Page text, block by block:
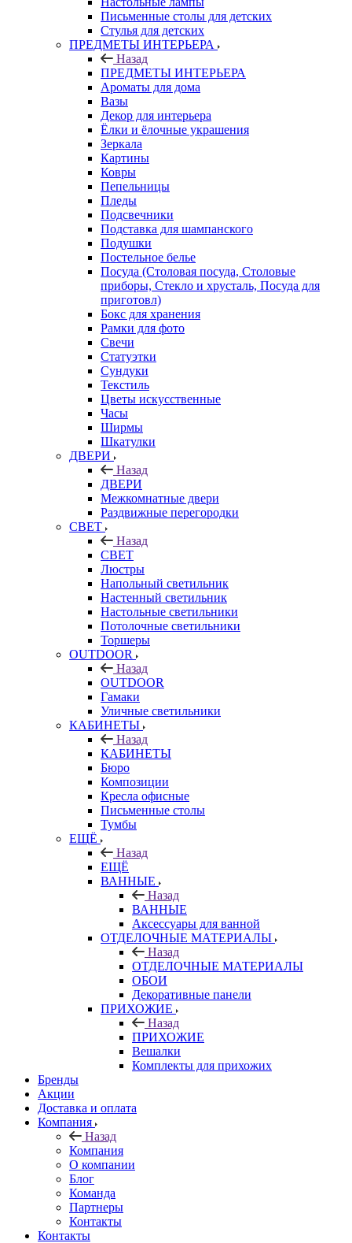
Письменные столы для детских
Стулья для детских
ПРЕДМЕТЫ ИНТЕРЬЕРА
Назад
ПРЕДМЕТЫ ИНТЕРЬЕРА
Ароматы для дома
Вазы
Декор для интерьера
Ёлки и ёлочные украшения
Зеркала
Картины
Ковры
Пепельницы
Пледы
Подсвечники
Подставка для шампанского
Подушки
Постельное белье
Посуда (Столовая посуда, Столовые
приборы, Стекло и хрусталь, Посуда для
приготовл)
Бокс для хранения
Рамки для фото
Свечи
Статуэтки
Сундуки
Текстиль
Цветы искусственные
Часы
Ширмы
Шкатулки
ДВЕРИ
Назад
ДВЕРИ
Межкомнатные двери
Раздвижные перегородки
СВЕТ
Назад
СВЕТ
Люстры
Напольный светильник
Настенный светильник
Настольные светильники
Потолочные светильники
Торшеры
OUTDOOR
Назад
OUTDOOR
Гамаки
Уличные светильники
КАБИНЕТЫ
Назад
КАБИНЕТЫ
Бюро
Композиции
Кресла офисные
Письменные столы
Тумбы
ЕЩЁ
Назад
ЕЩЁ
ВАННЫЕ
Назад
ВАННЫЕ
Аксессуары для ванной
ОТДЕЛОЧНЫЕ МАТЕРИАЛЫ
Назад
ОТДЕЛОЧНЫЕ МАТЕРИАЛЫ
ОБОИ
Декоративные панели
ПРИХОЖИЕ
Назад
ПРИХОЖИЕ
Вешалки
Комплекты для прихожих
Бренды
Акции
Доставка и оплата
Компания
Назад
Компания
О компании
Блог
Команда
Партнеры
Контакты
Контакты